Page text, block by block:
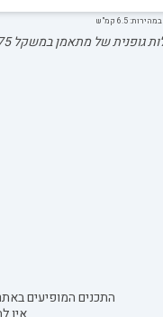
במהירות: 6.5 קמ"ש
גופנית של מתאמן במשקל
התכנים המופיעים